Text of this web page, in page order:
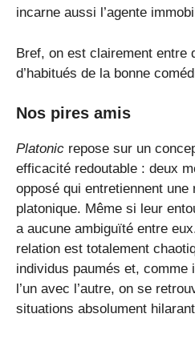
incarne aussi l’agente
Bref, on est clairement entre
d’habitués de la bonne
Nos pires amis
Platonic repose sur un
efficacité redoutable : deux
opposé qui entretiennent
platonique. Même si leur
a aucune ambiguïté entre
relation est totalement
individus paumés et, comme
l’un avec l’autre, on se
situations absolument